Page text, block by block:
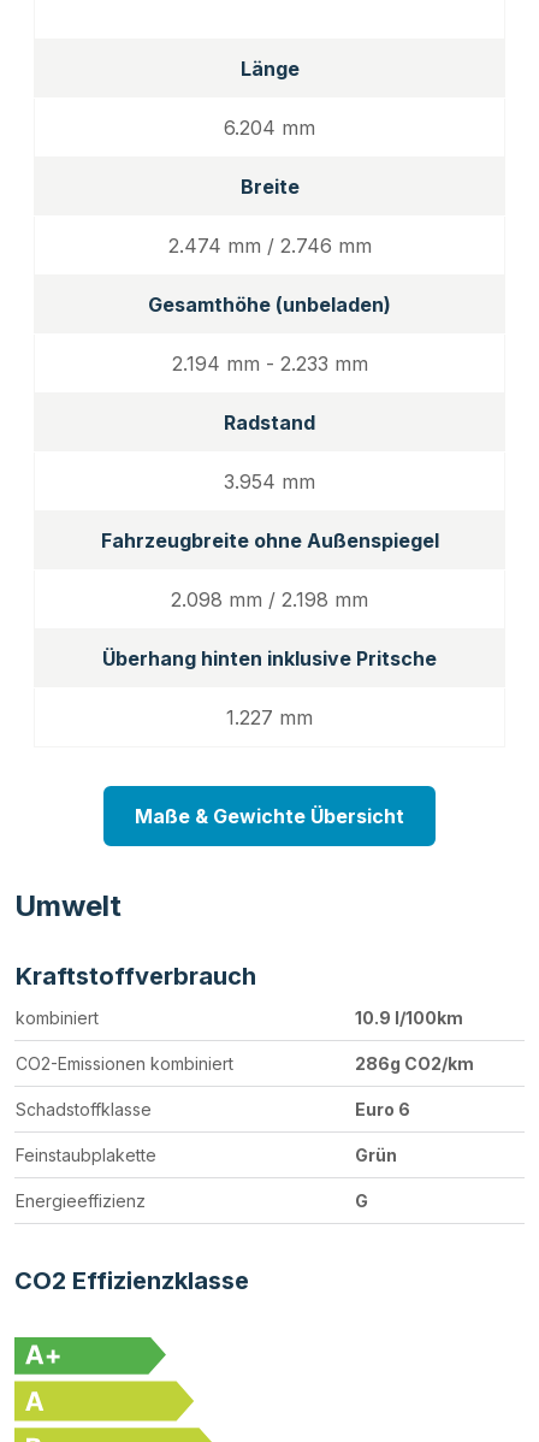
Länge
6.204 mm
Breite
2.474 mm / 2.746 mm
Gesamthöhe (unbeladen)
2.194 mm - 2.233 mm
Radstand
3.954 mm
Fahrzeugbreite ohne Außenspiegel
2.098 mm / 2.198 mm
Überhang hinten inklusive Pritsche
1.227 mm
Maße & Gewichte Übersicht
Umwelt
Kraftstoffverbrauch
kombiniert 10.9 l/100km
CO2-Emissionen kombiniert 286g CO2/km
Schadstoffklasse Euro 6
Feinstaubplakette Grün
Energieeffizienz G
CO2 Effizienzklasse